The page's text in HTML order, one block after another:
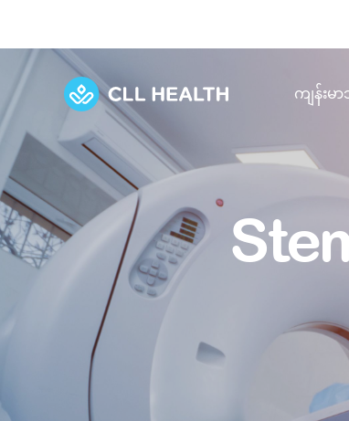
ကျန်းမ
View all health articles
Emergencies
Diseases and Conditions
Symptoms
About us
Discover our commitment to
Our history
Careers
Explore Services
Comprehensive care for your
Primary care
Immunisation
Our Facilities
Comprehensive care for your
Our polyclinics
Quality primary and specialty care near
Diagnostics and treatment in one place